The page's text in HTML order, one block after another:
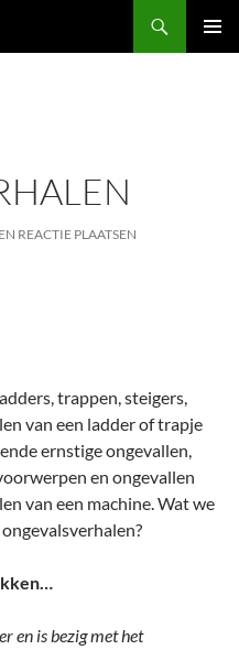
REACTIE PLAATSEN
trappen, steigers,
van een ladder of trapje
ernstige ongevallen,
en ongevallen
van een machine. Wat we
en is bezig met het